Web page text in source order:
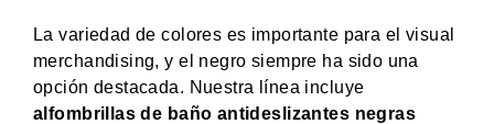
La variedad de colores es importante para el visual
merchandising, y el negro siempre ha sido una
opción destacada. Nuestra línea incluye
alfombrillas de baño antideslizantes negras